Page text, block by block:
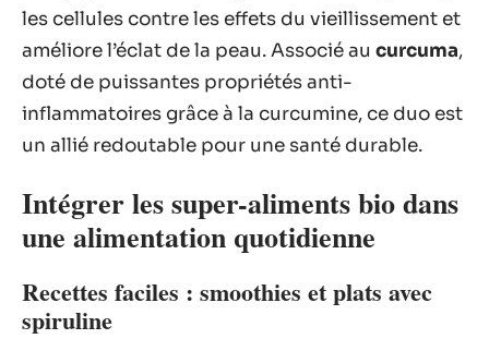
les cellules contre les effets du vieillissement et
améliore l’éclat de la peau. Associé au curcuma,
doté de puissantes propriétés anti-
inflammatoires grâce à la curcumine, ce duo est
un allié redoutable pour une santé durable.
Intégrer les super-aliments bio dans
une alimentation quotidienne
Recettes faciles : smoothies et plats avec
spiruline